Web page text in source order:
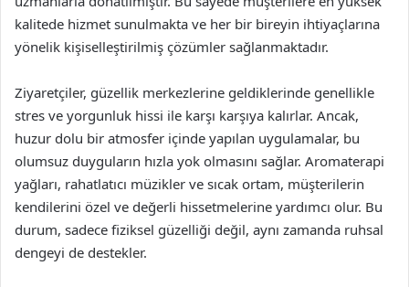
kalitede hizmet sunulmakta ve her bir bireyin ihtiyaçlarına
yönelik kişiselleştirilmiş çözümler sağlanmaktadır.
Ziyaretçiler, güzellik merkezlerine geldiklerinde genellikle
stres ve yorgunluk hissi ile karşı karşıya kalırlar. Ancak,
huzur dolu bir atmosfer içinde yapılan uygulamalar, bu
olumsuz duyguların hızla yok olmasını sağlar. Aromaterapi
yağları, rahatlatıcı müzikler ve sıcak ortam, müşterilerin
kendilerini özel ve değerli hissetmelerine yardımcı olur. Bu
durum, sadece fiziksel güzelliği değil, aynı zamanda ruhsal
dengeyi de destekler.